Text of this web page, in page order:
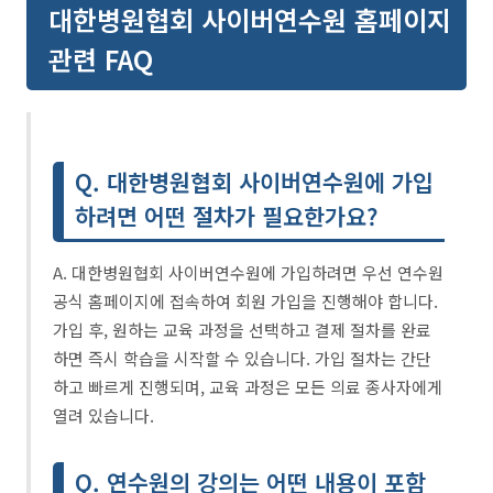
대한병원협회 사이버연수원 홈페이지
관련 FAQ
Q. 대한병원협회 사이버연수원에 가입
하려면 어떤 절차가 필요한가요?
A. 대한병원협회 사이버연수원에 가입하려면 우선 연수원
공식 홈페이지에 접속하여 회원 가입을 진행해야 합니다.
가입 후, 원하는 교육 과정을 선택하고 결제 절차를 완료
하면 즉시 학습을 시작할 수 있습니다. 가입 절차는 간단
하고 빠르게 진행되며, 교육 과정은 모든 의료 종사자에게
열려 있습니다.
Q. 연수원의 강의는 어떤 내용이 포함